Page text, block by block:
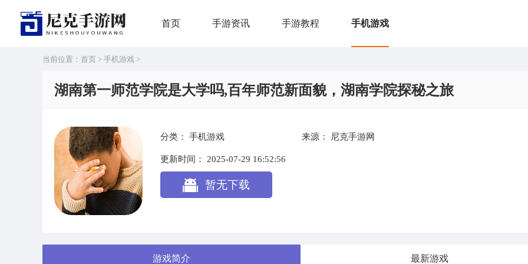
首页 手游资讯 手游教程 手机游戏
当前位置： 首页 > 手机游戏 >
湖南第一师范学院是大学吗,百年师范新面貌，湖南学院探秘之旅
分类： 手机游戏 来源： 尼克手游网
更新时间： 2025-07-29 16:52:56
暂无下载
游戏简介 最新游戏